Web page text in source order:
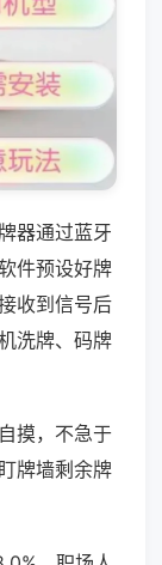
器通过蓝牙
件预设好牌
收到信号后
洗牌、码牌
摸，不急于
牌墙剩余牌